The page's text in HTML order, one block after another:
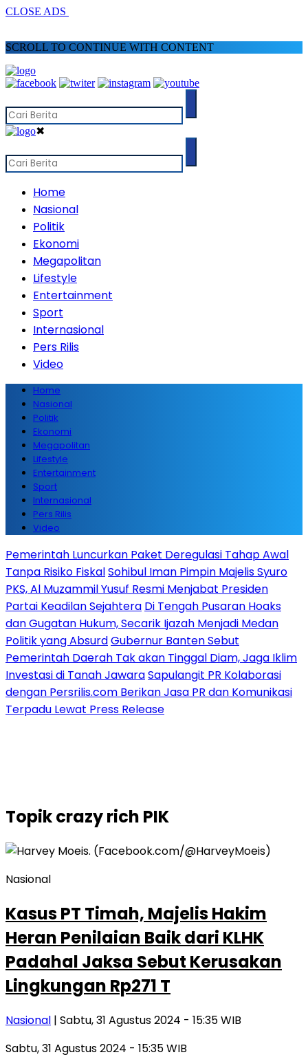
CLOSE ADS
SCROLL TO CONTINUE WITH CONTENT
✖
Home
Nasional
Politik
Ekonomi
Megapolitan
Lifestyle
Entertainment
Sport
Internasional
Pers Rilis
Video
Home
Nasional
Politik
Ekonomi
Megapolitan
Lifestyle
Entertainment
Sport
Internasional
Pers Rilis
Video
Pemerintah Luncurkan Paket Deregulasi Tahap Awal
Tanpa Risiko FiskalSohibul Iman Pimpin Majelis Syuro
PKS, Al Muzammil Yusuf Resmi Menjabat Presiden
Partai Keadilan Sejahtera Di Tengah Pusaran Hoaks
dan Gugatan Hukum, Secarik Ijazah Menjadi Medan
Politik yang AbsurdGubernur Banten Sebut
Pemerintah Daerah Tak akan Tinggal Diam, Jaga Iklim
Investasi di Tanah JawaraSapulangit PR Kolaborasi
dengan Persrilis.com Berikan Jasa PR dan Komunikasi
Terpadu Lewat Press Release
Topikcrazy rich PIK
Nasional
Kasus PT Timah, Majelis Hakim
Heran Penilaian Baik dari KLHK
Padahal Jaksa Sebut Kerusakan
Lingkungan Rp271 T
Nasional | Sabtu, 31 Agustus 2024 - 15:35 WIB
Sabtu, 31 Agustus 2024 - 15:35 WIB